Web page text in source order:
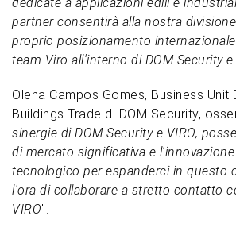
partner consentirà alla nostra
proprio posizionamento
team Viro all'interno di DOM Security
Olena Campos Gomes, Business
Buildings Trade di DOM Security,
sinergie di DOM Security e VIRO,
di mercato significativa e
tecnologico per espanderci in questo
l'ora di collaborare a stretto contatto
VIRO".